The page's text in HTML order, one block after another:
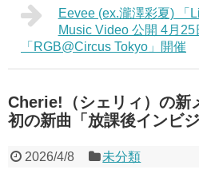
Eevee (ex.瀧澤彩夏) 「
Music Video 公開 4⽉
「RGB@Circus Tokyo」開催
Cherie!（シェリィ）の新
初の新曲「放課後インビ
2026/4/8 未分類